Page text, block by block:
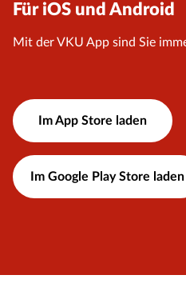
Für iOS und Android
Mit der VKU App sind Sie
Im App Store laden
Im Google Play Store laden